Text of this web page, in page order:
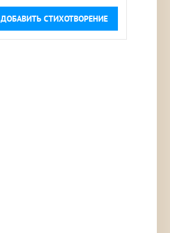
ДОБАВИТЬ СТИХОТВОРЕНИЕ